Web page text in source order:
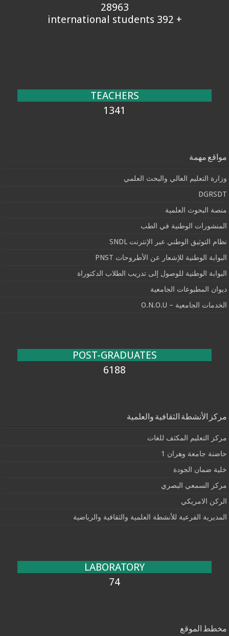
28963
+ 392 international students
TEACHERS
1341
مواقع مهمة
وزارة التعليم العالي والبحث العلمي
DGRSDT
منصة البحوث العلمية
المنشورات الوطنية في الطب
نظام التوثيق الوطني عبر الإنترنت SNDL
البوابة الوطنية للإشعار عن الأطروحات PNST
البوابة الوطنية للوصول إلى تدريب الطلاب الدكتوراة
ديوان المطبوعات الجامعية
الخدمات الجامعية – O.N.O.U
POST-GRADUATES
6188
مركز الأنشطة الثقافية والعلمية
مركز التعليم المكثف للغات
حاضنة جامعة وهران 1
خلية ضمان الجودة
مركز السمعي البصري
الركن الامريكي
المديرية الفرعية للأنشطة العلمية والثقافية والرياضية
LABORATORY
74
مخطط الموقع